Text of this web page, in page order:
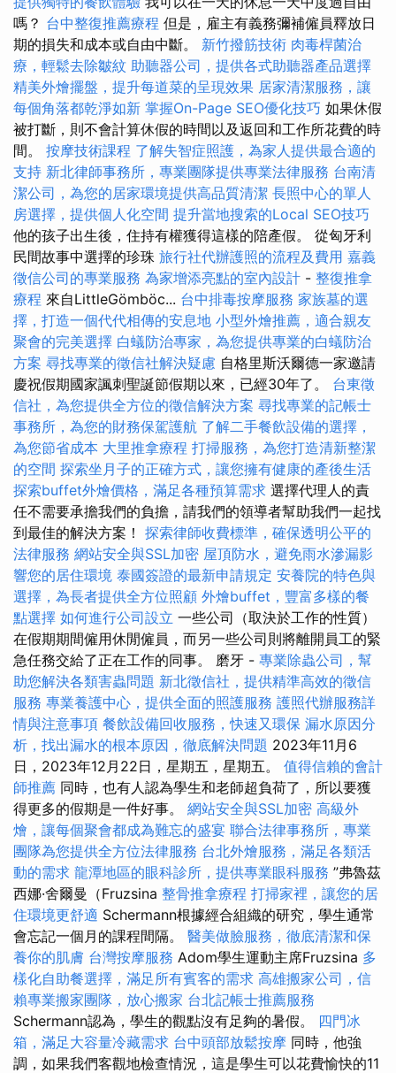
嗎？ 台中整復推薦療程 但是，雇主有義務彌補僱員釋放日
期的損失和成本或自由中斷。 新竹撥筋技術 肉毒桿菌治
療，輕鬆去除皺紋 助聽器公司，提供各式助聽器產品選擇
精美外燴擺盤，提升每道菜的呈現效果 居家清潔服務，讓
每個角落都乾淨如新 掌握On-Page SEO優化技巧 如果休假
被打斷，則不會計算休假的時間以及返回和工作所花費的時
間。 按摩技術課程 了解失智症照護，為家人提供最合適的
支持 新北律師事務所，專業團隊提供專業法律服務 台南清
潔公司，為您的居家環境提供高品質清潔 長照中心的單人
房選擇，提供個人化空間 提升當地搜索的Local SEO技巧
他的孩子出生後，住持有權獲得這樣的陪產假。 從匈牙利
民間故事中選擇的珍珠 旅行社代辦護照的流程及費用 嘉義
徵信公司的專業服務 為家增添亮點的室內設計 - 整復推拿
療程 來自LittleGömböc... 台中排毒按摩服務 家族墓的選
擇，打造一個代代相傳的安息地 小型外燴推薦，適合親友
聚會的完美選擇 白蟻防治專家，為您提供專業的白蟻防治
方案 尋找專業的徵信社解決疑慮 自格里斯沃爾德一家邀請
慶祝假期國家諷刺聖誕節假期以來，已經30年了。 台東徵
信社，為您提供全方位的徵信解決方案 尋找專業的記帳士
事務所，為您的財務保駕護航 了解二手餐飲設備的選擇，
為您節省成本 大里推拿療程 打掃服務，為您打造清新整潔
的空間 探索坐月子的正確方式，讓您擁有健康的產後生活
探索buffet外燴價格，滿足各種預算需求 選擇代理人的責
任不需要承擔我們的負擔，請我們的領導者幫助我們一起找
到最佳的解決方案！ 探索律師收費標準，確保透明公平的
法律服務 網站安全與SSL加密 屋頂防水，避免雨水滲漏影
響您的居住環境 泰國簽證的最新申請規定 安養院的特色與
選擇，為長者提供全方位照顧 外燴buffet，豐富多樣的餐
點選擇 如何進行公司設立 一些公司（取決於工作的性質）
在假期期間僱用休閒僱員，而另一些公司則將離開員工的緊
急任務交給了正在工作的同事。 磨牙 - 專業除蟲公司，幫
助您解決各類害蟲問題 新北徵信社，提供精準高效的徵信
服務 專業養護中心，提供全面的照護服務 護照代辦服務詳
情與注意事項 餐飲設備回收服務，快速又環保 漏水原因分
析，找出漏水的根本原因，徹底解決問題 2023年11月6
日，2023年12月22日，星期五，星期五。 值得信賴的會計
師推薦 同時，也有人認為學生和老師超負荷了，所以要獲
得更多的假期是一件好事。 網站安全與SSL加密 高級外
燴，讓每個聚會都成為難忘的盛宴 聯合法律事務所，專業
團隊為您提供全方位法律服務 台北外燴服務，滿足各類活
動的需求 龍潭地區的眼科診所，提供專業眼科服務 ”弗魯茲
西娜·舍爾曼（Fruzsina 整骨推拿療程 打掃家裡，讓您的居
住環境更舒適 Schermann根據經合組織的研究，學生通常
會忘記一個月的課程間隔。 醫美做臉服務，徹底清潔和保
養你的肌膚 台灣按摩服務 Adom學生運動主席Fruzsina 多
樣化自助餐選擇，滿足所有賓客的需求 高雄搬家公司，信
賴專業搬家團隊，放心搬家 台北記帳士推薦服務
Schermann認為，學生的觀點沒有足夠的暑假。 四門冰
箱，滿足大容量冷藏需求 台中頭部放鬆按摩 同時，他強
調，如果我們客觀地檢查情況，這是學生可以花費愉快的11